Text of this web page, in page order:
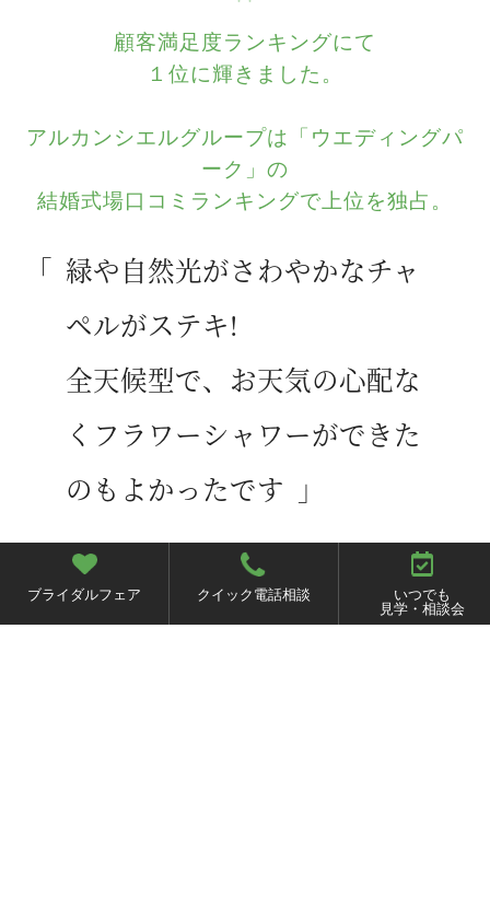
顧客満足度ランキングにて
１位に輝きました。
アルカンシエルグループは「ウエディングパ
ーク」の
結婚式場口コミランキングで上位を独占。
緑や自然光がさわやかなチャ
ペルがステキ!
全天候型で、お天気の心配な
くフラワーシャワーができた
のもよかったです
ウエルカムパーティのおかげ
で友だちとゆっくり話せまし
ブライダルフェア クイック電話相談
いつでも
見学・相談会